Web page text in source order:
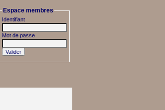
Espace membres
Identifiant
Mot de passe